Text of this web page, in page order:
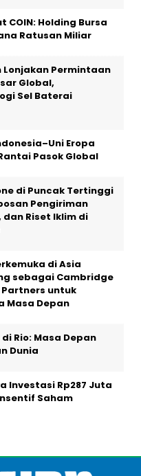
COIN: Holding Bursa
Ratusan Miliar
Permintaan
Global,
Sel Baterai
Eropa
Pasok Global
di Puncak Tertinggi
Pengiriman
Riset Iklim di
di Asia
sebagai Cambridge
untuk
Masa Depan
Rio: Masa Depan
Dunia
Investasi Rp287 Juta
Saham